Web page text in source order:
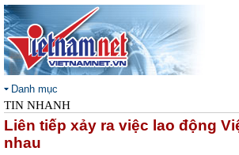
Danh mục
TIN NHANH
Liên tiếp xảy ra việc lao động
nhau